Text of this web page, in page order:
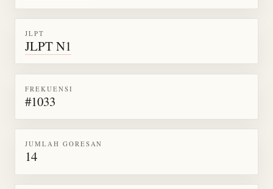
JLPT
JLPT N1
FREKUENSI
#1033
JUMLAH GORESAN
14